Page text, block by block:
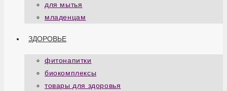
для мытья
младенцам
ЗДОРОВЬЕ
фитонапитки
биокомплексы
товары для здоровья